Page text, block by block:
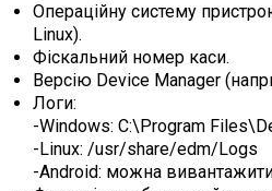
Операційну систему
Linux).
Фіскальний номер каси.
Версію Device Manager
Логи:
-Windows: C:\Program
-Linux: /usr/share/edm/Logs
-Android: можна